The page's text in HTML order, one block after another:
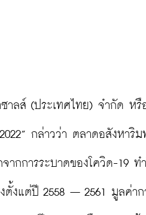
าลส์ (ประเทศไทย) จำกัด ห
กล่าวว่า ตลาดอสังหาริ
กการระบาดของโควิด-19 ท
ตั้งแต่ปี 2558 – 2561 มูลค่า